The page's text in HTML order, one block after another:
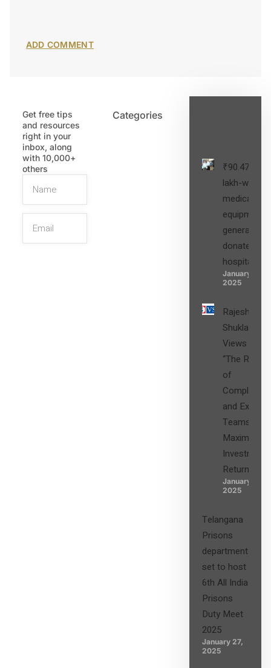
Get free tips
and resources
right in your
inbox, along
with 10,000+
others
Categories
₹90.47
lakh-worth
medical
equipment,
generators
donated to
hospital
January 27,
2025
Rajesh
Shukla’s
Views on
“The Role
of
Compliance
and Expert
Teams in
Maximizing
Investment
Returns”
January 27,
2025
Telangana
Prisons
department
set to host
6th All India
Prisons
Duty Meet
2025
January 27,
2025